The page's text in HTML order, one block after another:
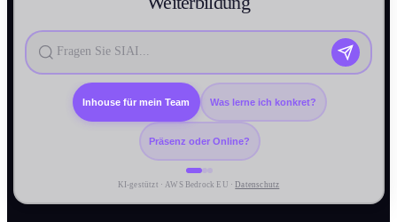
Was lerne ich konkret?
Präsenz oder Online?
Inhouse für mein Team
KI-gestützt · AWS Bedrock EU ·Datenschutz